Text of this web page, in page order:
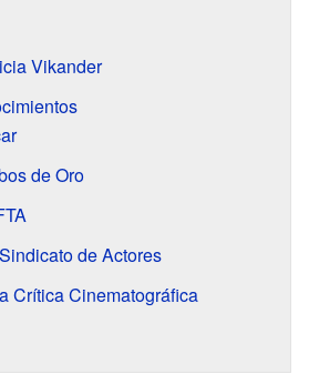
Vikander
de Oro
de Actores
Crítica Cinematográfica